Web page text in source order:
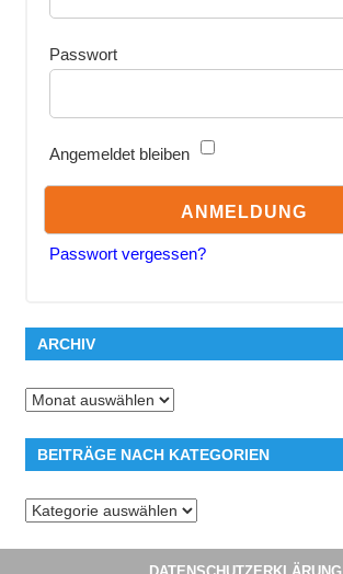
Passwort
Angemeldet bleiben
Passwort vergessen?
ARCHIV
Archiv
BEITRÄGE NACH KATEGORIEN
Beiträge